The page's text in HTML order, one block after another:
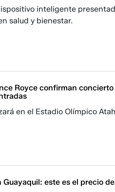
inteligente
salud y bienestar.
Royce confirman
en el Estadio Olímpico
este es el precio